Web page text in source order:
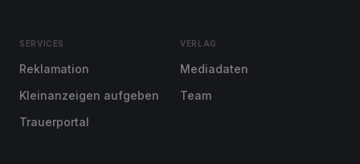
SERVICES
Reklamation
Kleinanzeigen aufgeben
Trauerportal
VERLAG
Mediadaten
Team